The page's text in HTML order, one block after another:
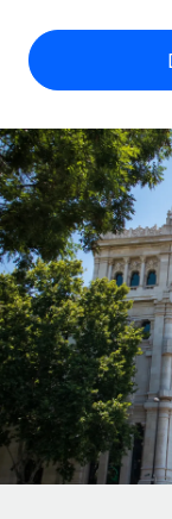
Globales
PEO
Auslagern
Remote
Nahtlose
Plattform
Integrierte
Einfache
Startups
Agile HR-
vergrößern
Enterprise
Globale
LERNEN MIT
Forschung
Fallstudien
HR-Glossar
Nederlands
Français
Deutsch
Español
Italiano
Português